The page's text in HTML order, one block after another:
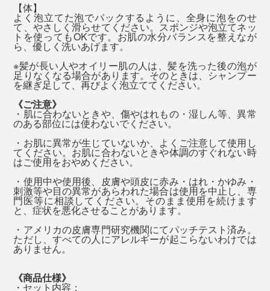
この心地よい香りは、アロマセラピスト、高橋克郎氏の
監修によるもの。
高橋氏は、東京・吉祥寺で20年以上続いている老舗のア
ロマテラピースクール セリストの校長で、公益社団法
人 日本アロマ環境協会を設立した、アロマの先駆者で
す。
高橋氏によると、『MANGETSU（満月）』は、心身を
優しく満たしてくれるイメージの香り。
ほんのり甘いオレンジやゼラニウム、落ち着いたラベン
ダーやパチュリを中心に、天然のオイルをブレンドして
います。
『MANGETSU（満月）』または『SINGETSU（新
月）』のどちらかを、手のひらに出して、水を含ませて
から泡立ててください。
見た目は透明、目立った香りもない、ごく普通のシャン
プーですが、あっという間にキメ細かい、モチモチ泡の
できあがり。
湯船に入れると、香りも溶けていって、ほとんど感じな
くなりますが、ミネラル豊富なお湯のおかげでしょう、
ぬるめのお湯でも、体がよく温まります。
実は、MONOCOの原稿の〆切日は、忙しさと疲れで、
『MANGETSU（満月）』『SINGETSU（新月）』を使
うようになってからは、忙しくても、夜のうちにお風呂
へ入るようになりました！
香りを感じると、山や公園で自然に触れた時の記憶や心
地よさを思い出して、それまでの仕事から意識が“離れ
る”からでしょうか。
シャワーを浴びているうちに、急に、「あ、書き出しは
こうしよう」「こんな言葉があったな」と、アイデアが
【体】
よく泡立てた泡でパックするように、全身に泡をのせ
て、やさしく滑らせてください。スポンジや泡立てネッ
トを使ってもOKです。お肌の水分バランスを整えなが
ら、優しく洗いあげます。
※髪が長い人やオイリー肌の人は、髪を洗った後の泡が
足りなくなる場合があります。そのときは、シャンプー
を継ぎ足して、再びよく泡立ててください。
《ご注意》
・肌に合わないときや、傷やはれもの・湿しん等、異常
のある部位には使わないでください。
・お肌に異常が生じていないか、よくご注意して使用し
てください。お肌に合わないときや体調のすぐれない時
はご使用をおやめください。
・使用中や使用後、皮膚や頭皮に赤み・はれ・かゆみ・
刺激等や目の異常があらわれた場合は使用を中止し、専
門医等に相談してください。そのまま使用を続けます
と、症状を悪化させることがあります。
・アメリカの皮膚専門研究機関にてパッチテスト済み。
ただし、すべての人にアレルギーが起こらないわけでは
ありません。
《商品仕様》
・セット内容：